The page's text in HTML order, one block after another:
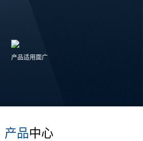
产品适用面广
产品中心